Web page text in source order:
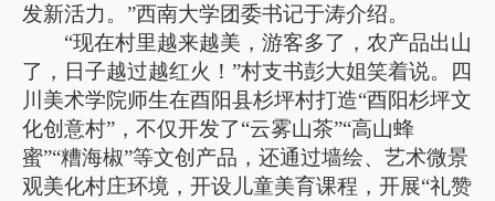
发新活力。”西南大学团委书记于涛介绍。
“现在村里越来越美，游客多了，农产品出山
了，日子越过越红火！”村支书彭大姐笑着说。四
川美术学院师生在酉阳县杉坪村打造“酉阳杉坪文
化创意村”，不仅开发了“云雾山茶”“高山蜂
蜜”“糟海椒”等文创产品，还通过墙绘、艺术微景
观美化村庄环境，开设儿童美育课程，开展“礼赞